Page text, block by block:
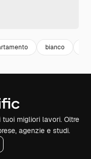
bianco
migliori lavori. Oltre
agenzie e studi.